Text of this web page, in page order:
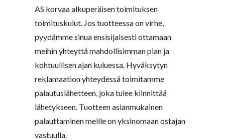
AS korvaa alkuperäisen toimituksen
toimituskulut. Jos tuotteessa on virhe,
pyydämme sinua ensisijaisesti ottamaan
meihin yhteyttä mahdollisimman pian ja
kohtuullisen ajan kuluessa. Hyväksytyn
reklamaation yhteydessä toimitamme
palautuslähetteen, joka tulee kiinnittää
lähetykseen. Tuotteen asianmukainen
palauttaminen meille on yksinomaan ostajan
vastuulla.